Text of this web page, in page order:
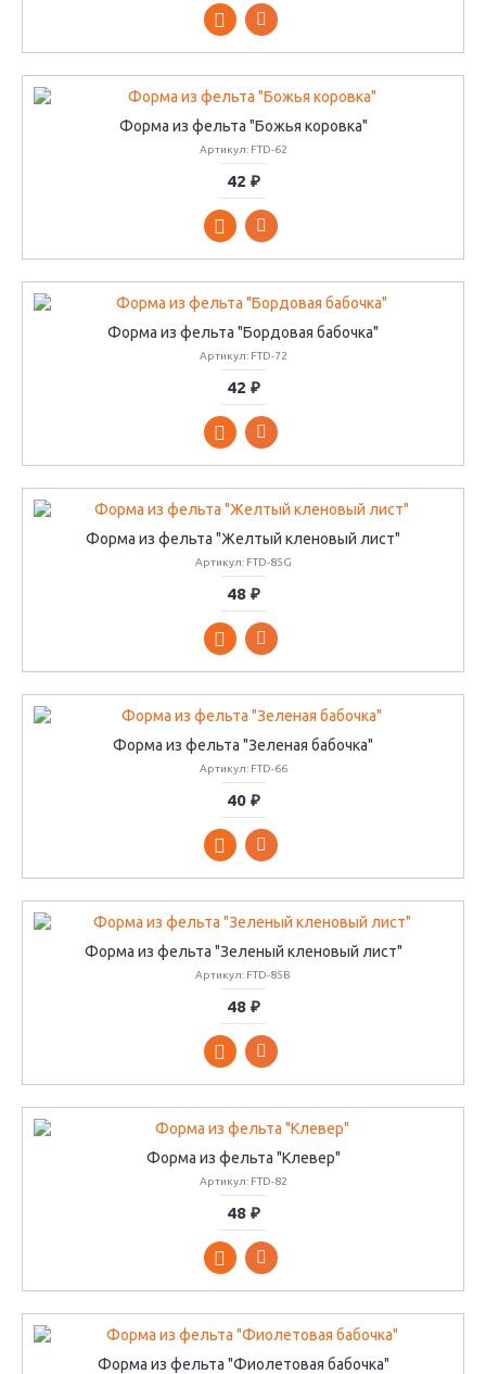
Форма из фельта "Божья коровка"
Артикул: FTD-62
42 ₽
Форма из фельта "Бордовая бабочка"
Артикул: FTD-72
42 ₽
Форма из фельта "Желтый кленовый лист"
Артикул: FTD-85G
48 ₽
Форма из фельта "Зеленая бабочка"
Артикул: FTD-66
40 ₽
Форма из фельта "Зеленый кленовый лист"
Артикул: FTD-85B
48 ₽
Форма из фельта "Клевер"
Артикул: FTD-82
48 ₽
Форма из фельта "Фиолетовая бабочка"